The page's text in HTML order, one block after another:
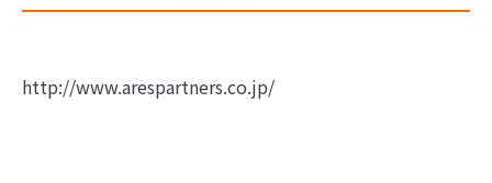
http://www.arespartners.co.jp/